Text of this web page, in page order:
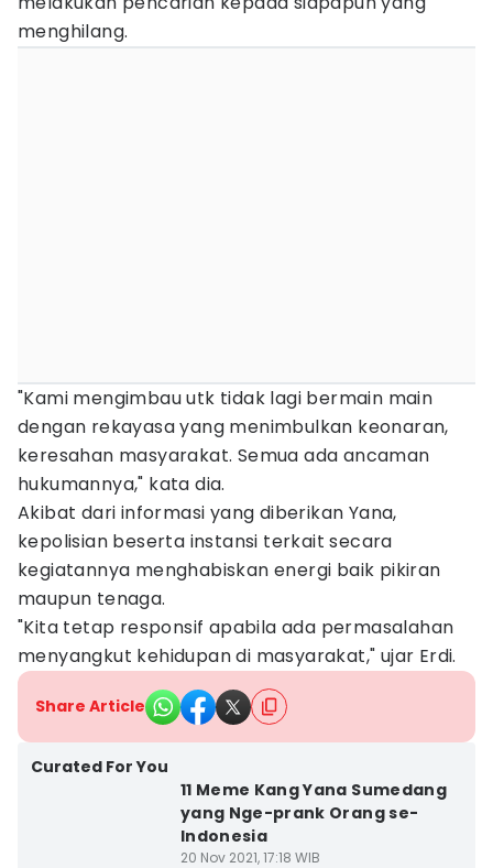
menghilang.
"Kami mengimbau utk tidak lagi bermain main
dengan rekayasa yang menimbulkan keonaran,
keresahan masyarakat. Semua ada ancaman
hukumannya," kata dia.
Akibat dari informasi yang diberikan Yana,
kepolisian beserta instansi terkait secara
kegiatannya menghabiskan energi baik pikiran
maupun tenaga.
"Kita tetap responsif apabila ada permasalahan
menyangkut kehidupan di masyarakat," ujar Erdi.
Share Article
Curated For You
11 Meme Kang Yana Sumedang
yang Nge-prank Orang se-
Indonesia
20 Nov 2021, 17:18 WIB